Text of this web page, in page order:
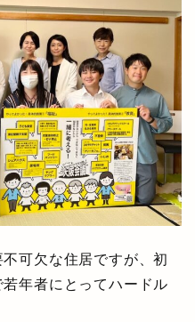
可欠な住居ですが、初
年者にとってハードル